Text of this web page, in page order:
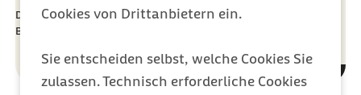
Cookies von Drittanbietern ein.
Sie entscheiden selbst, welche Cookies Sie
zulassen. Technisch erforderliche Cookies
Die aktuelle Ausgabe des gesundheitspolitischen Newsletters
Berlin kompakt.